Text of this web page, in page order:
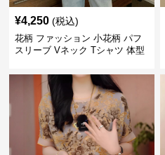
¥4,250 (税込)
花柄 ファッション 小花柄 パフ
スリーブ Vネック Tシャツ 体型